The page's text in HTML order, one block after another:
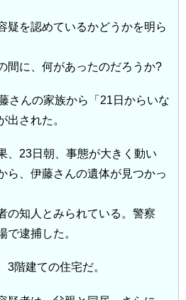
疑を認めているかどうかを明ら
間に、何があったのだろうか?
さんの家族から「21日からいな
出された。
、23日朝、事態が大きく動い
ら、伊藤さんの遺体が見つかっ
の知人とみられている。警察
で逮捕した。
3階建ての住宅だ。